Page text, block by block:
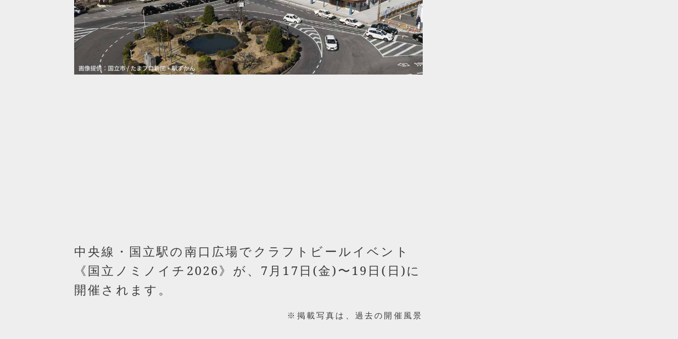
中央線・国立駅の南口広場でクラフトビールイベント
《国立ノミノイチ2026》が、7月17日(金)〜19日(日)に
開催されます。
※掲載写真は、過去の開催風景